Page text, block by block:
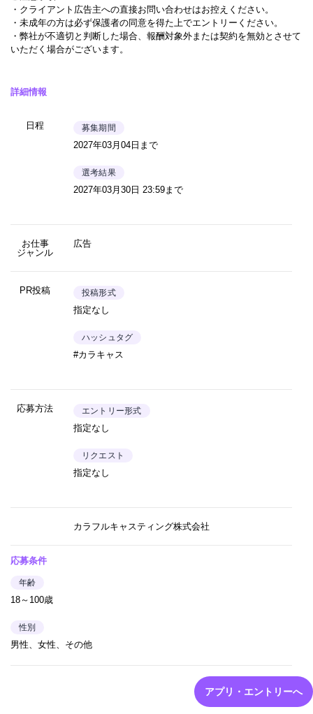
・クライアント広告主への直接お問い合わせはお控えください。
・未成年の方は必ず保護者の同意を得た上でエントリーください。
・弊社が不適切と判断した場合、報酬対象外または契約を無効とさせて
いただく場合がございます。
詳細情報
日程 募集期間
2027年03月04日まで
選考結果
2027年03月30日 23:59まで
お仕事
ジャンル
広告
PR投稿 投稿形式
指定なし
ハッシュタグ
#カラキャス
応募方法 エントリー形式
指定なし
リクエスト
指定なし
カラフルキャスティング株式会社
応募条件
年齢
18～100歳
性別
男性、女性、その他
アプリ・エントリーへ